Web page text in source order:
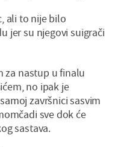
ali to nije bilo
jer su njegovi suigrači
za nastup u finalu
no ipak je
završnici sasvim
sve dok će
sastava.